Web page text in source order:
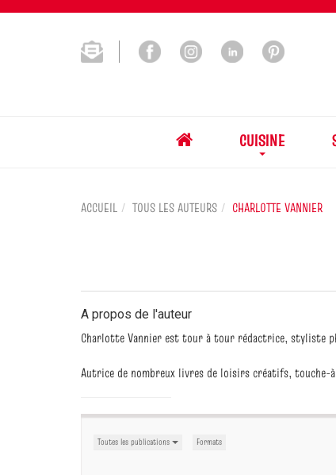
CUISINE
ACCUEIL TOUS LES AUTEURS CHARLOTTE VANNIER
A propos de l'auteur
Charlotte Vannier est tour à tour rédactrice, styliste
Autrice de nombreux livres de loisirs créatifs,
Toutes les publications Formats